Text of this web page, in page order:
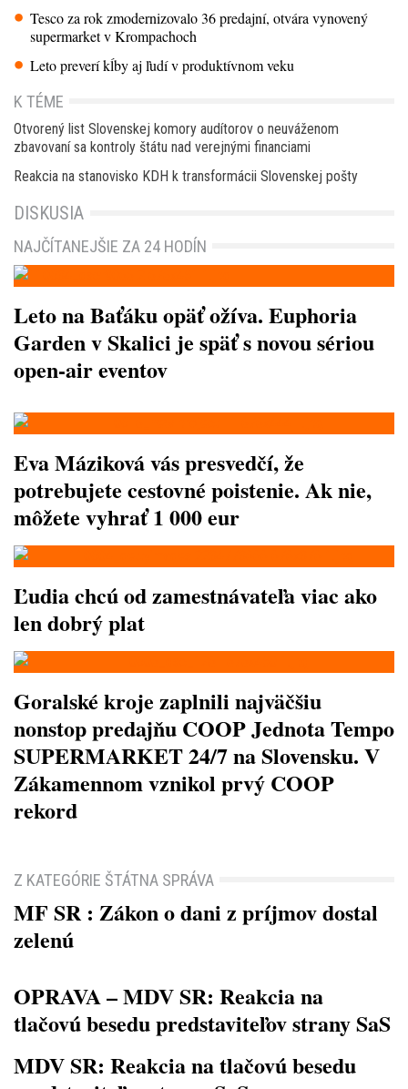
Tesco za rok zmodernizovalo 36 predajní, otvára vynovený
supermarket v Krompachoch
Leto preverí kĺby aj ľudí v produktívnom veku
K TÉME
Otvorený list Slovenskej komory audítorov o neuváženom
zbavovaní sa kontroly štátu nad verejnými financiami
Reakcia na stanovisko KDH k transformácii Slovenskej pošty
DISKUSIA
NAJČÍTANEJŠIE ZA 24 HODÍN
Leto na Baťáku opäť ožíva. Euphoria
Garden v Skalici je späť s novou sériou
open-air eventov
Eva Máziková vás presvedčí, že
potrebujete cestovné poistenie. Ak nie,
môžete vyhrať 1 000 eur
Ľudia chcú od zamestnávateľa viac ako
len dobrý plat
Goralské kroje zaplnili najväčšiu
nonstop predajňu COOP Jednota Tempo
SUPERMARKET 24/7 na Slovensku. V
Zákamennom vznikol prvý COOP
rekord
Z KATEGÓRIE ŠTÁTNA SPRÁVA
MF SR : Zákon o dani z príjmov dostal
zelenú
OPRAVA – MDV SR: Reakcia na
tlačovú besedu predstaviteľov strany SaS
MDV SR: Reakcia na tlačovú besedu